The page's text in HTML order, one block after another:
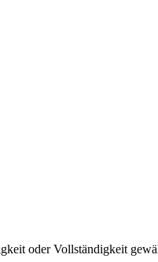
oder Vollständigkeit